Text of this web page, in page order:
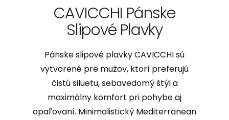
CAVICCHI Pánske
Slipové Plavky
Pánske slipové plavky CAVICCHI sú
vytvorené pre mužov, ktorí preferujú
čistú siluetu, sebavedomý štýl a
maximálny komfort pri pohybe aj
opaľovaní. Minimalistický Mediterranean